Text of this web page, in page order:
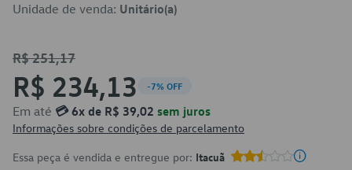
Unidade de venda: Unitário(a)
R$ 251,17
R$ 234,13 -7% OFF
Em até 💳 6x de R$ 39,02 sem juros
Informações sobre condições de parcelamento
Essa peça é vendida e entregue por: Itacuã